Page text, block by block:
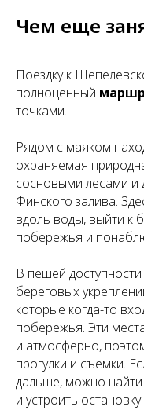
Чем еще
Поездку к
полноценный
точками.
Рядом с маяком
охраняемая
сосновыми лесами и
Финского залива.
вдоль воды, выйти к
побережья и
В пешей
береговых
которые когда-то
побережья. Эти
и атмосферно,
прогулки и съемки.
дальше, можно найти
и устроить